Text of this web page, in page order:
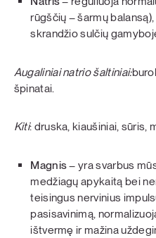
rūgščių – šarmų
skrandžio sulčių
Augaliniai natrio šaltiniai:
špinatai.
Kiti: druska, kiaušiniai, sūris,
Magnis– yra svarbus
medžiagų apykaitą bei
teisingus nervinius
pasisavinimą,
ištvermę ir mažina